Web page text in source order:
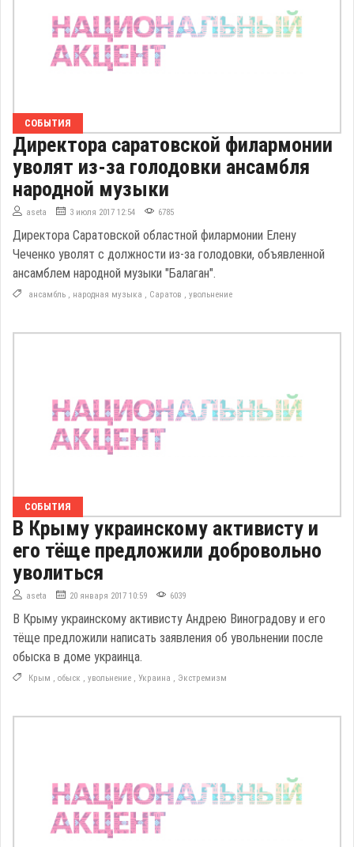
СОБЫТИЯ
Директора саратовской филармонии
уволят из-за голодовки ансамбля
народной музыки
aseta 3 июля 2017 12:54 6785
Директора Саратовской областной филармонии Елену
Чеченко уволят с должности из-за голодовки, объявленной
ансамблем народной музыки "Балаган".
ансамбль , народная музыка , Саратов , увольнение
СОБЫТИЯ
В Крыму украинскому активисту и
его тёще предложили добровольно
уволиться
aseta 20 января 2017 10:59 6039
В Крыму украинскому активисту Андрею Виноградову и его
тёще предложили написать заявления об увольнении после
обыска в доме украинца.
Крым , обыск , увольнение , Украина , Экстремизм